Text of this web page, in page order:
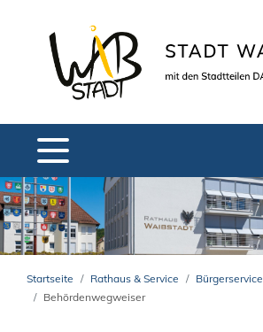
Startseite Rathaus & Service
Bürgerservice
Behördenwegweiser